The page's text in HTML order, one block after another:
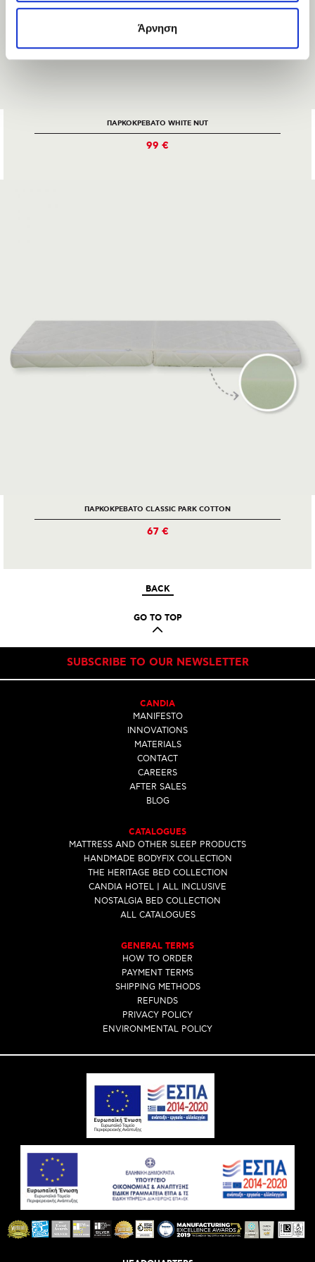
Άρνηση
ΠΑΡΚΟΚΡΕΒΑΤΟ WHITE NUT
99 €
ΠΑΡΚΟΚΡΕΒΑΤΟ CLASSIC PARK COTTON
67 €
BACK
GO TO TOP
SUBSCRIBE TO OUR NEWSLETTER
CANDIA
MANIFESTO
INNOVATIONS
MATERIALS
CONTACT
CAREERS
AFTER SALES
BLOG
CATALOGUES
MATTRESS AND OTHER SLEEP PRODUCTS
HANDMADE BODYFIX COLLECTION
THE HERITAGE BED COLLECTION
CANDIA HOTEL | ALL INCLUSIVE
NOSTALGIA BED COLLECTION
ALL CATALOGUES
GENERAL TERMS
HOW TO ORDER
PAYMENT TERMS
SHIPPING METHODS
REFUNDS
PRIVACY POLICY
ENVIRONMENTAL POLICY